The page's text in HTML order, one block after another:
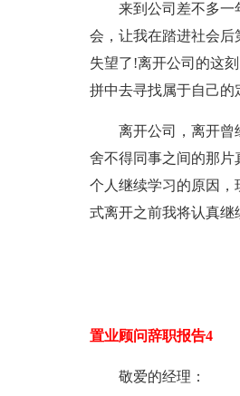
来到公司差不多一
会，让我在踏进社会
失望了!离开公司的这
拼中去寻找属于自己的
离开公司，离开曾
舍不得同事之间的那片
个人继续学习的原因
式离开之前我将认真继
置业顾问辞职报告4
敬爱的经理：